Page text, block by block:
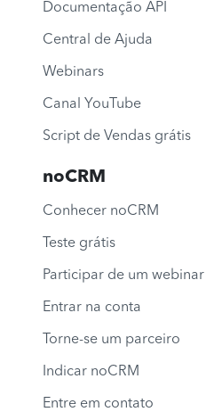
Documentação API
Central de Ajuda
Webinars
Canal YouTube
Script de Vendas grátis
noCRM
Conhecer noCRM
Teste grátis
Participar de um webinar
Entrar na conta
Torne-se um parceiro
Indicar noCRM
Entre em contato